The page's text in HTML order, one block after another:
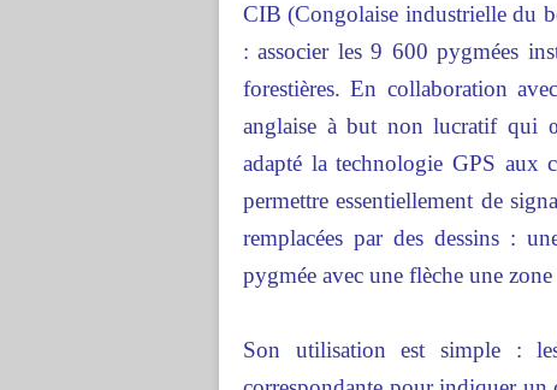
CIB (Congolaise industrielle du
: associer les 9 600 pygmées
forestières. En collaboration
anglaise à but non lucratif qui
adapté la technologie GPS aux
permettre essentiellement de
remplacées par des dessins :
pygmée avec une flèche une zone
Son utilisation est simple :